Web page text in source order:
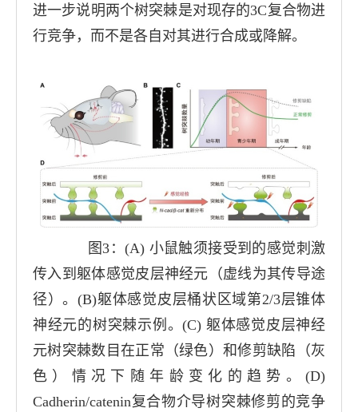
进一步说明两个树突棘是对现存的3C复合物进
行竞争，而不是各自对其进行合成或降解。
图3 ：(A) 小鼠触须接受到的感觉刺激
传入到躯体感觉皮层神经元（虚线为其传导途
径）。(B)躯体感觉皮层桶状区域第2/3层锥体
神经元的树突棘示例。(C) 躯体感觉皮层神经
元树突棘数目在正常（绿色）和修剪缺陷（灰
色）情况下随年龄变化的趋势。 (D)
Cadherin/catenin复合物介导树突棘修剪的竞争